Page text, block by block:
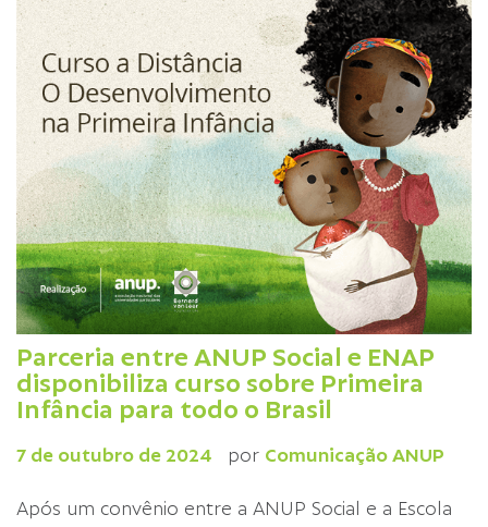
Parceria entre ANUP Social e ENAP
disponibiliza curso sobre Primeira
Infância para todo o Brasil
7 de outubro de 2024 por Comunicação ANUP
Após um convênio entre a ANUP Social e a Escola